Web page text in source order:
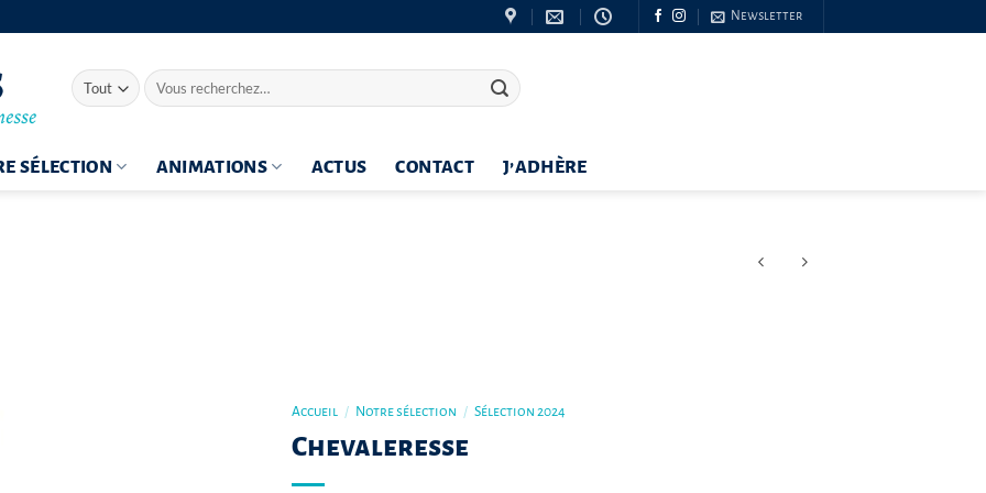
Newsletter
Recherche
pour :
SÉLECTION ANIMATIONS ACTUS CONTACT J’ADHÈRE
Accueil / Notre sélection / Sélection 2024
Chevaleresse